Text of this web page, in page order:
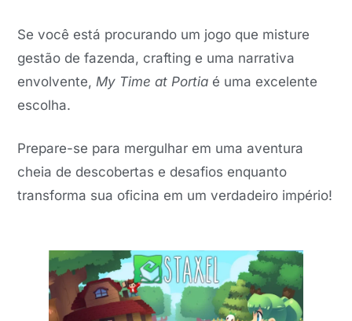
Se você está procurando um jogo que misture
gestão de fazenda, crafting e uma narrativa
envolvente, My Time at Portia é uma excelente
escolha.
Prepare-se para mergulhar em uma aventura
cheia de descobertas e desafios enquanto
transforma sua oficina em um verdadeiro império!